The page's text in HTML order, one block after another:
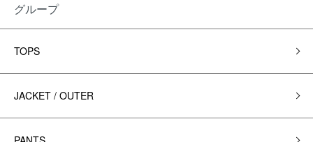
グループ
TOPS
JACKET / OUTER